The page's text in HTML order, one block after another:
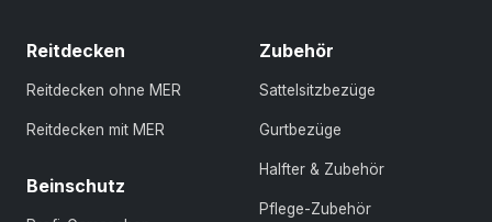
Reitdecken
Reitdecken ohne MER
Reitdecken mit MER
Beinschutz
Zubehör
Sattelsitzbezüge
Gurtbezüge
Halfter & Zubehör
Pflege-Zubehör